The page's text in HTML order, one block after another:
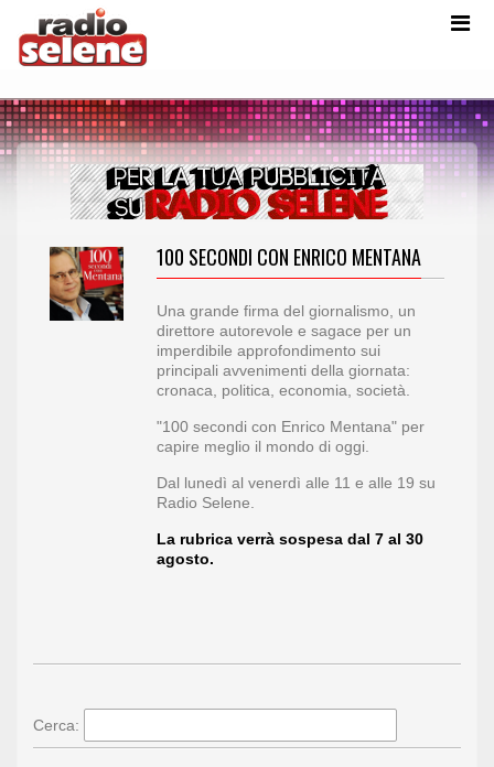
100 SECONDI CON ENRICO MENTANA
Una grande firma del giornalismo, un
direttore autorevole e sagace per un
imperdibile approfondimento sui
principali avvenimenti della giornata:
cronaca, politica, economia, società.
"100 secondi con Enrico Mentana" per
capire meglio il mondo di oggi.
Dal lunedì al venerdì alle 11 e alle 19 su
Radio Selene.
La rubrica verrà sospesa dal 7 al 30
agosto.
Cerca: